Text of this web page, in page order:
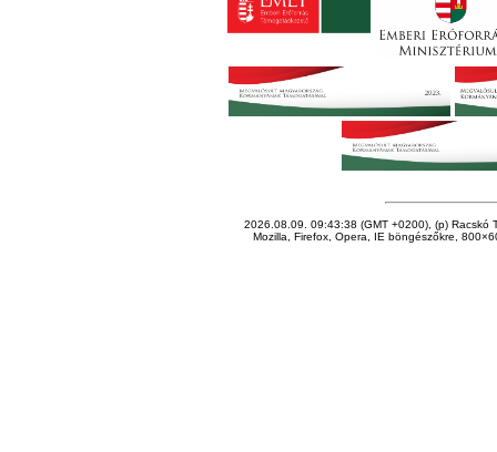
2026.08.09. 09:43:38 (GMT +0200), (p) Racskó
Mozilla, Firefox, Opera, IE böngészőkre,